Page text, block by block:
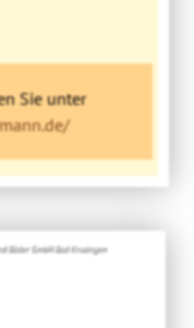
Sie unter
Bäder GmbH Bad Krozingen